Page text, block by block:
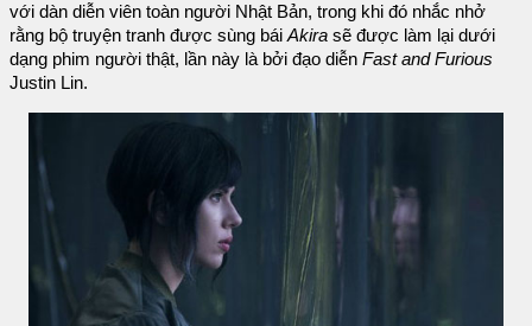
với dàn diễn viên toàn người Nhật Bản, trong khi đó nhắc nhở
rằng bộ truyện tranh được sùng báiAkira sẽ được làm lại dưới
dạng phim người thật, lần này là bởi đạo diễn Fast and Furious
Justin Lin.